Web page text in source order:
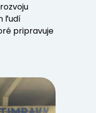
ľudí
pripravuje